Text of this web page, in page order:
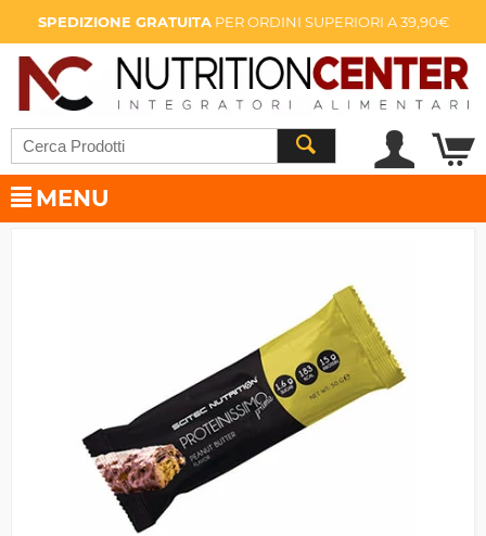
SPEDIZIONE GRATUITAPER ORDINI SUPERIORI A 39,90€
MENU